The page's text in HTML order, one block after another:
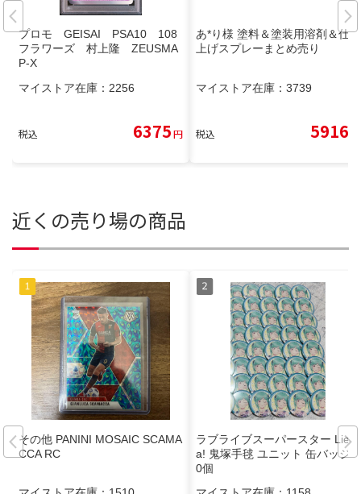
プロモ GEISAI PSA10 108
フラワーズ 村上隆 ZEUSMA
P-X
マイストア在庫： 2256
税込 6375円
あ*り様 塗料＆塗装用溶剤＆仕
上げスプレーまとめ売り
マイストア在庫： 3739
税込 5916
近くの売り場の商品
その他 PANINI MOSAIC SCAMA
CCA RC
ラブライブスーパースター Liell
a! 鬼塚手毬 ユニット 缶バッジ 4
0個